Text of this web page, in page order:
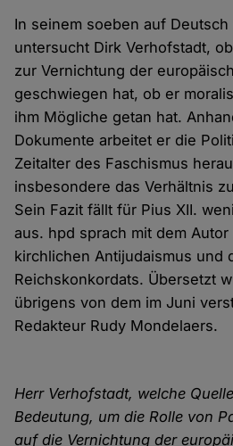
In seinem soeben auf
untersucht Dirk Verhofstadt,
zur Vernichtung der
geschwiegen hat, ob er
ihm Mögliche getan hat.
Dokumente arbeitet er die
Zeitalter des Faschismus
insbesondere das Verhältnis
Sein Fazit fällt für Pius XII.
aus. hpd sprach mit dem
kirchlichen Antijudaismus und
Reichskonkordats. Übersetzt
übrigens von dem im Juni
Redakteur Rudy Mondelaers.
Herr Verhofstadt, welche
Bedeutung, um die Rolle von
auf die Vernichtung der